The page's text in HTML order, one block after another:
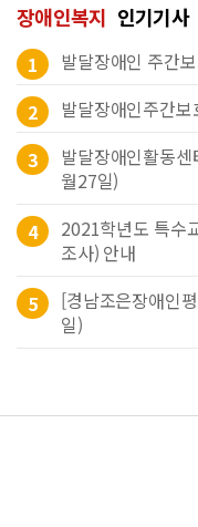
장애인복지 인기기사
1
발달장애인 주간
2
발달장애인주간
3
발달장애인활동
월27일)
4
2021학년도 특수
조사) 안내
5
[경남조은장애인
일)